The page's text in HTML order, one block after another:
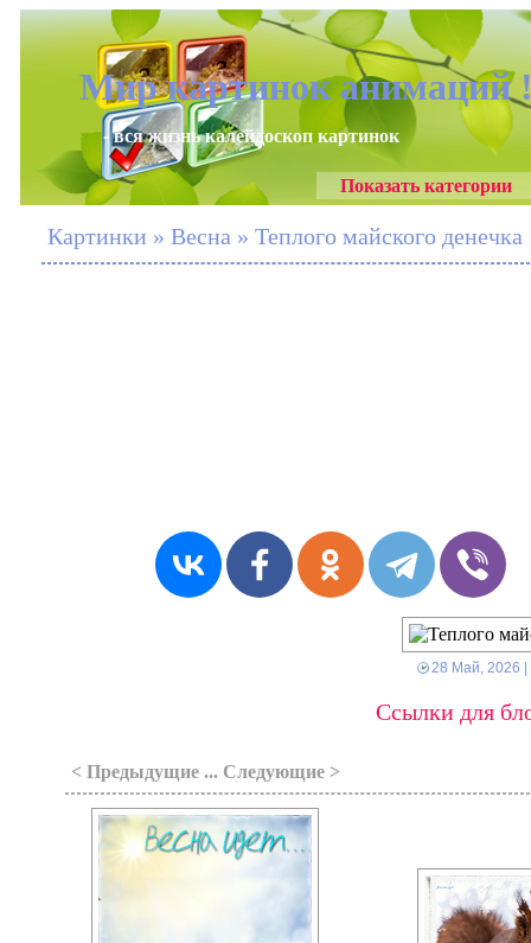
Мир картинок анимаций
- вся жизнь калейдоскоп картинок
Показать категории
Картинки » Весна » Теплого майского денечка
28 Май, 2026
Ссылки для
< Предыдущие ... Следующие >